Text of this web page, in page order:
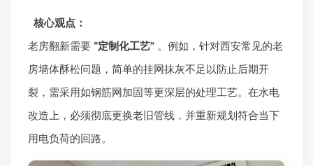
核心观点：
老房翻新需要 “定制化工艺” 。例如，针对西安常见的老
房墙体酥松问题，简单的挂网抹灰不足以防止后期开
裂，需采用如钢筋网加固等更深层的处理工艺。在水电
改造上，必须彻底更换老旧管线，并重新规划符合当下
用电负荷的回路。